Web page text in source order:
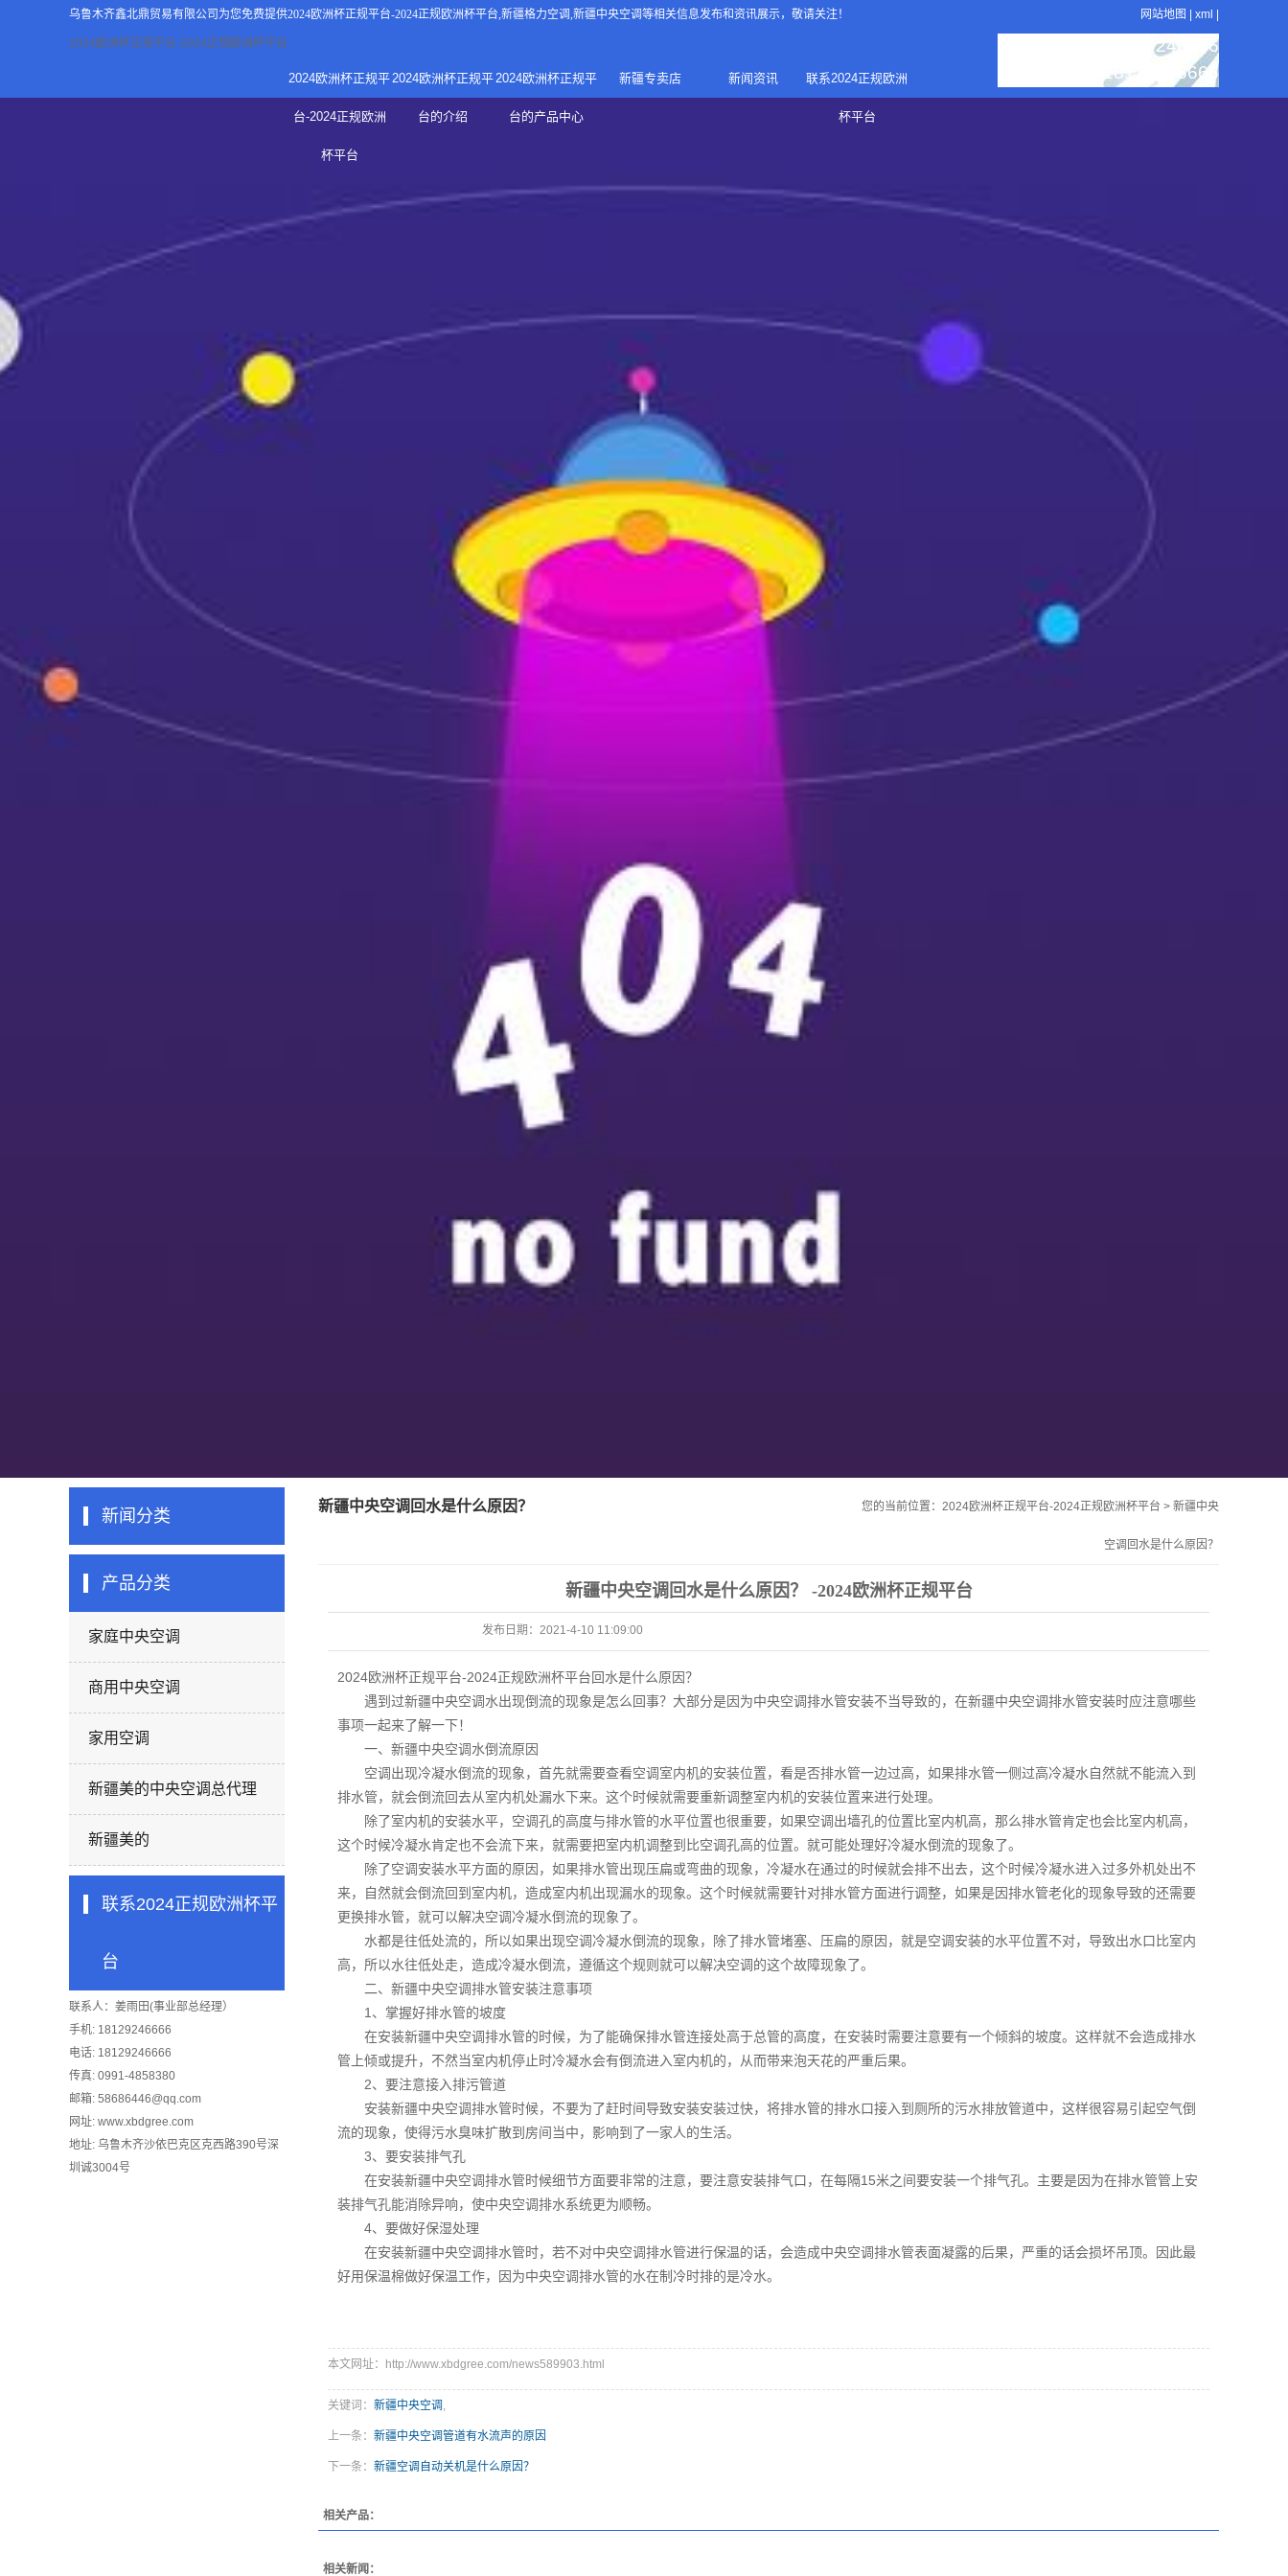
乌鲁木齐鑫北鼎贸易有限公司为您免费提供2024欧洲杯正规平台-2024正规欧洲杯平台,新疆格力空调,新疆中央空调等相关信息发布和资讯展示，敬请关注！ 网站地图 xml
2024欧洲杯正规平台-2024正规欧洲杯平台
2024欧洲杯正规平
台-2024正规欧洲
杯平台
2024欧洲杯正规平
台的介绍
关于2024正规欧洲
2024欧洲杯正规平
台的产品中心
家庭中央空调
家用空调
新疆专卖店 新闻资讯 联系2024正规欧洲
杯平台
：18129246666
：18129246666
新闻分类
产品分类
家庭中央空调
商用中央空调
家用空调
新疆美的中央空调总代理
新疆美的
联系2024正规欧洲杯平
台
联系人：姜雨田(事业部总经理）
手机: 18129246666
电话: 18129246666
传真: 0991-4858380
邮箱: 58686446@qq.com
网址: www.xbdgree.com
地址: 乌鲁木齐沙依巴克区克西路390号深
圳诚3004号
新疆中央空调回水是什么原因？ 您的当前位置： 2024欧洲杯正规平台-2024正规欧洲杯平台 > 新疆中央
空调回水是什么原因？
新疆中央空调回水是什么原因？ -2024欧洲杯正规平台
发布日期： 2021-4-10 11:09:00
2024欧洲杯正规平台-2024正规欧洲杯平台回水是什么原因？
遇到过新疆中央空调水出现倒流的现象是怎么回事？大部分是因为中央空调排水管安装不当导致的，在新疆中央空调排水管安装时应注意哪些
事项一起来了解一下！
一、 新疆中央空调水倒流原因
空调出现冷凝水倒流的现象，首先就需要查看空调室内机的安装位置，看是否排水管一边过高，如果排水管一侧过高冷凝水自然就不能流入到
排水管，就会倒流回去从室内机处漏水下来。这个时候就需要重新调整室内机的安装位置来进行处理。
除了室内机的安装水平，空调孔的高度与排水管的水平位置也很重要，如果空调出墙孔的位置比室内机高，那么排水管肯定也会比室内机高，
这个时候冷凝水肯定也不会流下来，就需要把室内机调整到比空调孔高的位置。就可能处理好冷凝水倒流的现象了。
除了空调安装水平方面的原因，如果排水管出现压扁或弯曲的现象，冷凝水在通过的时候就会排不出去，这个时候冷凝水进入过多外机处出不
来，自然就会倒流回到室内机，造成室内机出现漏水的现象。这个时候就需要针对排水管方面进行调整，如果是因排水管老化的现象导致的还需要
更换排水管，就可以解决空调冷凝水倒流的现象了。
水都是往低处流的，所以如果出现空调冷凝水倒流的现象，除了排水管堵塞、压扁的原因，就是空调安装的水平位置不对，导致出水口比室内
高，所以水往低处走，造成冷凝水倒流，遵循这个规则就可以解决空调的这个故障现象了。
二、 新疆中央空调排水管安装注意事项
1、掌握好排水管的坡度
在安装新疆中央空调排水管的时候，为了能确保排水管连接处高于总管的高度，在安装时需要注意要有一个倾斜的坡度。这样就不会造成排水
管上倾或提升，不然当室内机停止时冷凝水会有倒流进入室内机的，从而带来泡天花的严重后果。
2、要注意接入排污管道
安装新疆中央空调排水管时候，不要为了赶时间导致安装安装过快，将排水管的排水口接入到厕所的污水排放管道中，这样很容易引起空气倒
流的现象，使得污水臭味扩散到房间当中，影响到了一家人的生活。
3、要安装排气孔
在安装新疆中央空调排水管时候细节方面要非常的注意，要注意安装排气口，在每隔15米之间要安装一个排气孔。主要是因为在排水管管上安
装排气孔能消除异响，使中央空调排水系统更为顺畅。
4、要做好保湿处理
在安装新疆中央空调排水管时，若不对中央空调排水管进行保温的话，会造成中央空调排水管表面凝露的后果，严重的话会损坏吊顶。因此最
好用保温棉做好保温工作，因为中央空调排水管的水在制冷时排的是冷水。
本文网址：http://www.xbdgree.com/news589903.html
关键词： 新疆中央空调 ,
上一条： 新疆中央空调管道有水流声的原因
下一条： 新疆空调自动关机是什么原因？
相关产品：
相关新闻：